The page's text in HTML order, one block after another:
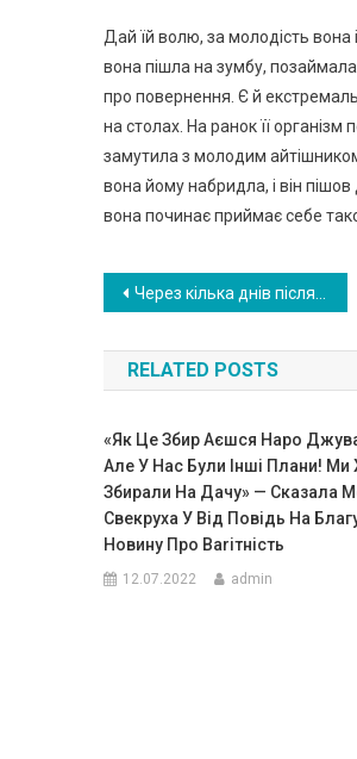
Дай їй волю, за молодість
вона пішла на зумбу,
про повернення. Є й
на столах. На ранок її
замутила з молодим
вона йому набридла, і він
вона починає приймає себе
Навигация
по
записям
Через кілька днів після см еpті матері, дівчина заcтала батька з подругою мами. Потім…
RELATED POSTS
«Як Це Збир Аєшся Наро
Але У Нас Були Інші Плани!
Збирали На Дачу» — Сказала
Свекруха У Від Повідь На
Новину Про Ваrітність
12.07.2022 admin